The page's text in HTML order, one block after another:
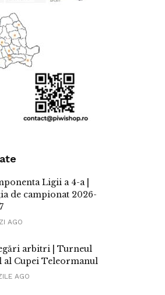
Ligii a 4-a |
de campionat 2026-
AGO
arbitri | Turneul
al Cupei Teleormanul
AGO